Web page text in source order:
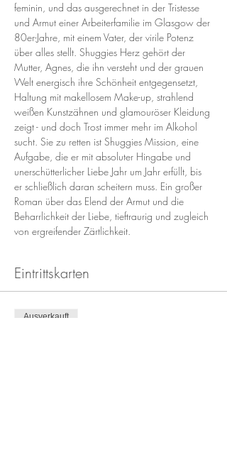
feminin, und das ausgerechnet in der Tristesse
und Armut einer Arbeiterfamilie im Glasgow der
80er-Jahre, mit einem Vater, der virile Potenz
über alles stellt. Shuggies Herz gehört der
Mutter, Agnes, die ihn versteht und der grauen
Welt energisch ihre Schönheit entgegensetzt,
Haltung mit makellosem Make-up, strahlend
weißen Kunstzähnen und glamouröser Kleidung
zeigt - und doch Trost immer mehr im Alkohol
sucht. Sie zu retten ist Shuggies Mission, eine
Aufgabe, die er mit absoluter Hingabe und
unerschütterlicher Liebe Jahr um Jahr erfüllt, bis
er schließlich daran scheitern muss. Ein großer
Roman über das Elend der Armut und die
Beharrlichkeit der Liebe, tieftraurig und zugleich
von ergreifender Zärtlichkeit.
Eintrittskarten
Ausverkauft